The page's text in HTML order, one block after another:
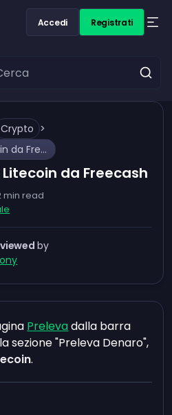
Accedi Registrati
Crypto >
Come prelevare Litecoin da Freecash
da Freecash
min read
by
Prelevadalla barra
sezione "Preleva Denaro",
.